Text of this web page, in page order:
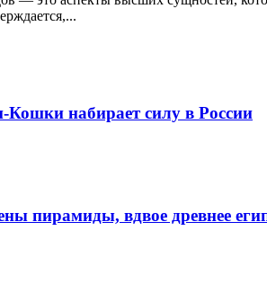
Кошки набирает силу в России
пирамиды, вдвое древнее